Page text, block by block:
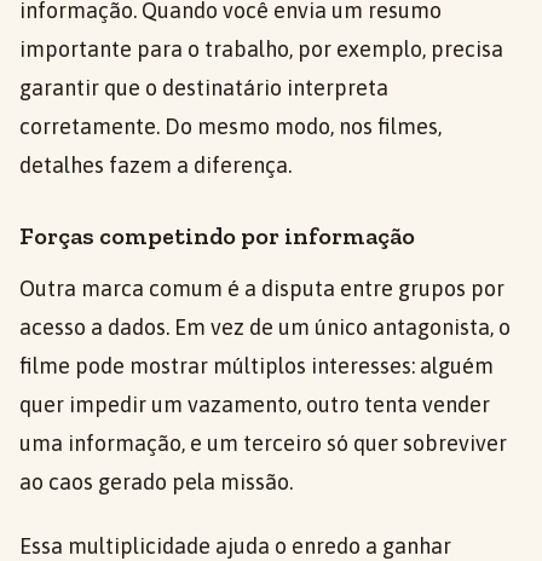
informação. Quando você envia um resumo
importante para o trabalho, por exemplo, precisa
garantir que o destinatário interpreta
corretamente. Do mesmo modo, nos filmes,
detalhes fazem a diferença.
Forças competindo por informação
Outra marca comum é a disputa entre grupos por
acesso a dados. Em vez de um único antagonista, o
filme pode mostrar múltiplos interesses: alguém
quer impedir um vazamento, outro tenta vender
uma informação, e um terceiro só quer sobreviver
ao caos gerado pela missão.
Essa multiplicidade ajuda o enredo a ganhar